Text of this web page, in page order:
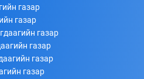
газар
газар
газар
газар
газар
газар